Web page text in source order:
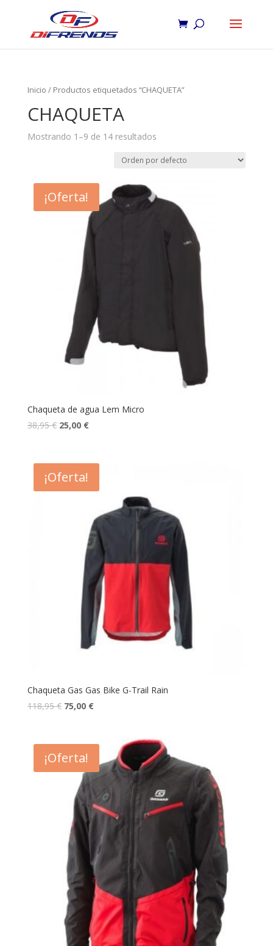
Inicio / Productos etiquetados “CHAQUETA”
CHAQUETA
Mostrando 1–9 de 14 resultados
¡Oferta!
Chaqueta de agua Lem Micro
38,95€ 25,00 €
¡Oferta!
Chaqueta Gas Gas Bike G-Trail Rain
118,95€ 75,00 €
¡Oferta!